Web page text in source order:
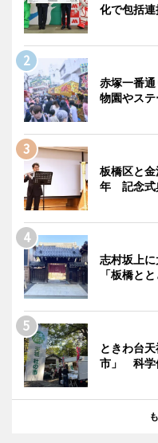
化で包括
赤塚一番
物園やス
板橋区と
年 記念式
志村坂上
「板橋と
ときわ台
市」 科学